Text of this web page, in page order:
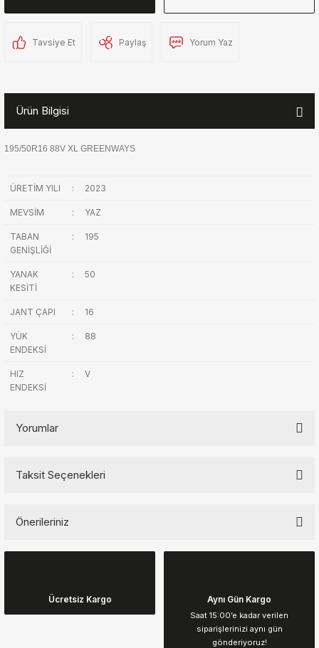
Tavsiye Et Paylaş Yorum Yaz
Ürün Bilgisi
195/50R16 88V XL GREENWAYS
ÜRETİM YILI : 2023
MEVSİM : YAZ
TABAN
GENİŞLİĞİ
: 195
YANAK
KESİTİ
: 50
JANT ÇAPI : 16
YÜK
ENDEKSİ
: 88
HIZ
ENDEKSİ
: V
Yorumlar
Taksit Seçenekleri
Önerileriniz
Görüş ve önerileriniz için teşekkür ederiz.
Ürün resmi kalitesiz, bozuk veya görüntülenemiyor.
Ücretsiz Kargo Aynı Gün Kargo
Saat 15:00’e kadar verilen
siparişlerinizi aynı gün
gönderiyoruz!